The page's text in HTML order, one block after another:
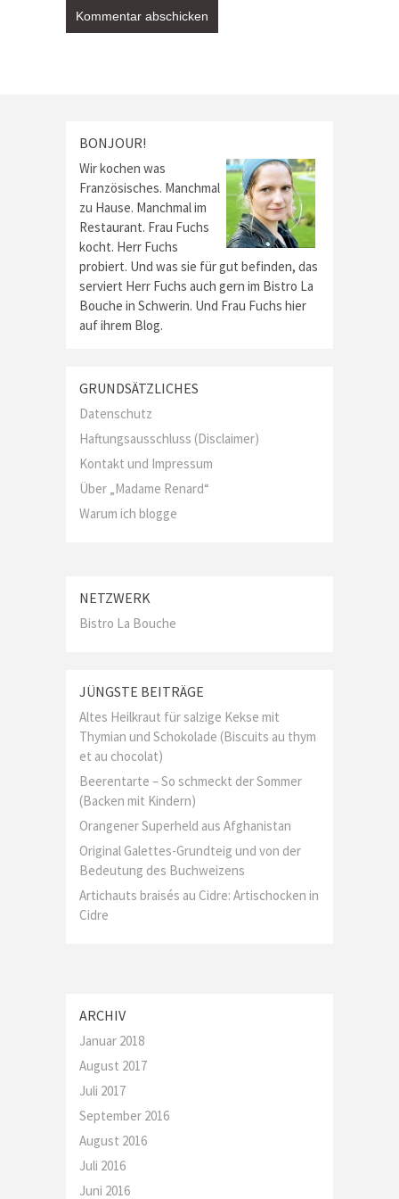
BONJOUR!
Wir kochen was
Französisches. Manchmal
zu Hause. Manchmal im
Restaurant. Frau Fuchs
kocht. Herr Fuchs
probiert. Und was sie für gut befinden, das
serviert Herr Fuchs auch gern im Bistro La
Bouche in Schwerin. Und Frau Fuchs hier
auf ihrem Blog.
GRUNDSÄTZLICHES
Datenschutz
Haftungsausschluss (Disclaimer)
Kontakt und Impressum
Über „Madame Renard“
Warum ich blogge
NETZWERK
Bistro La Bouche
JÜNGSTE BEITRÄGE
Altes Heilkraut für salzige Kekse mit
Thymian und Schokolade (Biscuits au thym
et au chocolat)
Beerentarte – So schmeckt der Sommer
(Backen mit Kindern)
Orangener Superheld aus Afghanistan
Original Galettes-Grundteig und von der
Bedeutung des Buchweizens
Artichauts braisés au Cidre: Artischocken in
Cidre
ARCHIV
Januar 2018
August 2017
Juli 2017
September 2016
August 2016
Juli 2016
Juni 2016